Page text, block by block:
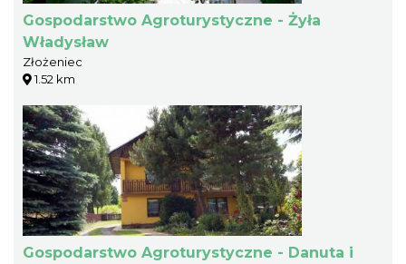
Gospodarstwo Agroturystyczne - Żyła
Władysław
Złożeniec
1.52 km
Gospodarstwo Agroturystyczne - Danuta i